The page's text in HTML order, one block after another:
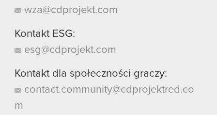
wza@cdprojekt.com
Kontakt ESG:
esg@cdprojekt.com
Kontakt dla społeczności graczy:
contact.community@cdprojektred.co
m